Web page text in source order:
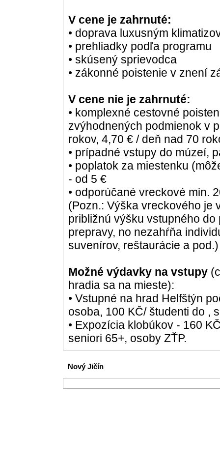
V cene je zahrnuté:
• doprava luxusným
• prehliadky podľa programu
• skúsený sprievodca
• zákonné poistenie v znení
V cene nie je zahrnuté:
• komplexné cestovné
zvýhodnených podmienok v
rokov, 4,70 € / deň nad 70
• prípadné vstupy do múzeí,
• poplatok za miestenku
- od 5 €
• odporúčané vreckové min.
(Pozn.: Výška vreckového je
približnú výšku vstupného
prepravy, no nezahŕňa
suvenírov, reštaurácie a pod.)
Možné výdavky na vstupy
hradia sa na mieste):
• Vstupné na hrad Helfštýn
osoba, 100 KČ/ študenti do ,
• Expozícia klobúkov - 160
seniori 65+, osoby ZŤP.
Nový Jičín